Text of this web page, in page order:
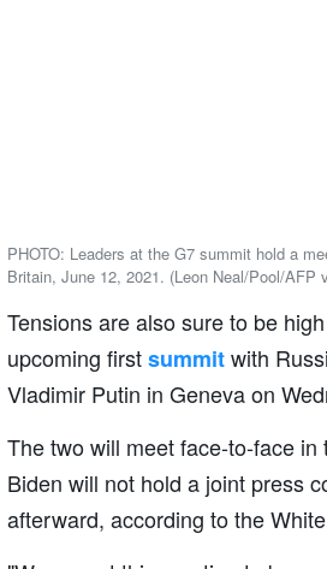
PHOTO: Leaders at the G7 summit hold a
Britain, June 12, 2021. (Leon Neal/Pool/AFP
Tensions are also sure to be
upcoming firstsummitwith
Vladimir Putin in Geneva on
The two will meet face-to-face in
Biden will not hold a joint press
afterward, according to the